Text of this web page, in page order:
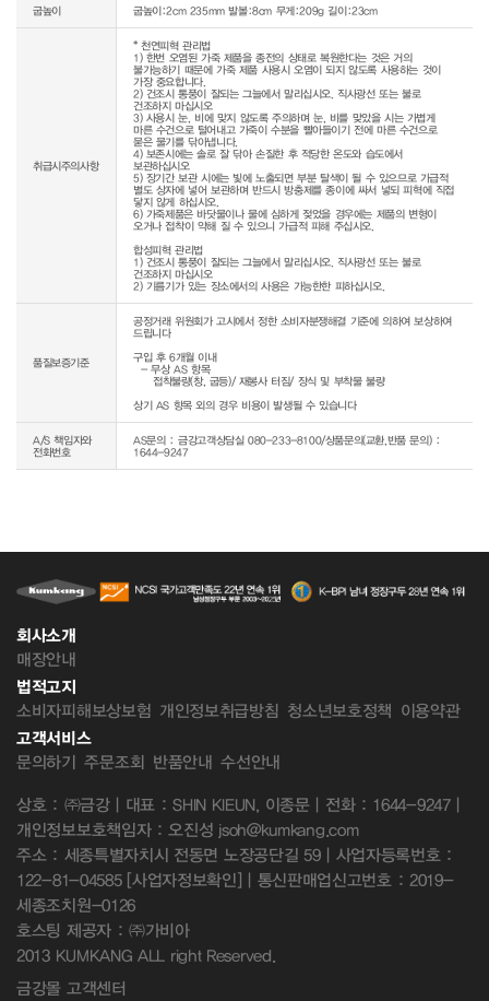
굽높이 굽높이:2cm 235mm 발볼:8cm 무게:209g 길이:23cm
취급시주의사항
* 천연피혁 관리법
1) 한번 오염된 가죽 제품을 종전의 상태로 복원한다는 것은 거의
불가능하기 때문에 가죽 제품 사용시 오염이 되지 않도록 사용하는 것이
가장 중요합니다.
2) 건조시 통풍이 잘되는 그늘에서 말리십시오. 직사광선 또는 불로
건조하지 마십시오
3) 사용시 눈, 비에 맞지 않도록 주의하며 눈, 비를 맞았을 시는 가볍게
마른 수건으로 털어내고 가죽이 수분을 빨아들이기 전에 마른 수건으로
묻은 물기를 닦아냅니다.
4) 보존시에는 솔로 잘 닦아 손질한 후 적당한 온도와 습도에서
보관하십시오
5) 장기간 보관 시에는 빛에 노출되면 부분 탈색이 될 수 있으므로 가급적
별도 상자에 넣어 보관하며 반드시 방충제를 종이에 싸서 넣되 피혁에 직접
닿지 않게 하십시오.
6) 가죽제품은 바닷물이나 물에 심하게 젖었을 경우에는 제품의 변형이
오거나 접착이 약해 질 수 있으니 가급적 피해 주십시오.
합성피혁 관리법
1) 건조시 통풍이 잘되는 그늘에서 말리십시오. 직사광선 또는 불로
건조하지 마십시오
2) 기름기가 있는 장소에서의 사용은 가능한한 피하십시오.
품질보증기준
공정거래 위원회가 고시에서 정한 소비자분쟁해결 기준에 의하여 보상하여
드립니다
구입 후 6개월 이내
  - 무상 AS 항목
상기 AS 항목 외의 경우 비용이 발생될 수 있습니다
A/S 책임자와
전화번호
AS문의 : 금강고객상담실 080-233-8100/상품문의(교환,반품 문의) :
1644-9247
회사소개
매장안내
법적고지
소비자피해보상보험 개인정보취급방침 청소년보호정책 이용약관
고객서비스
문의하기 주문조회 반품안내 수선안내
상호 : ㈜금강 | 대표 : SHIN KIEUN, 이종문 | 전화 : 1644-9247 |
개인정보보호책임자 : 오진성 jsoh@kumkang.com
주소 : 세종특별자치시 전동면 노장공단길 59 | 사업자등록번호 :
122-81-04585 [사업자정보확인] | 통신판매업신고번호 : 2019-
세종조치원-0126
호스팅 제공자 : ㈜가비아
2013 KUMKANG ALL right Reserved.
금강몰 고객센터